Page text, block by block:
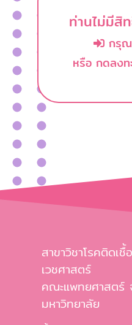
ท่านไม่มีสิ
กรุณ
หรือ กดลงท
สาขาวิชาโรคติดเ
เวชศาสตร์
คณะแพทยศาสตร์
มหาวิทยาลัย